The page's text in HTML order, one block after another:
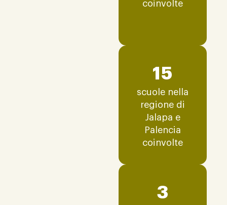
coinvolte
15
scuole nella
regione di
Jalapa e
Palencia
coinvolte
3